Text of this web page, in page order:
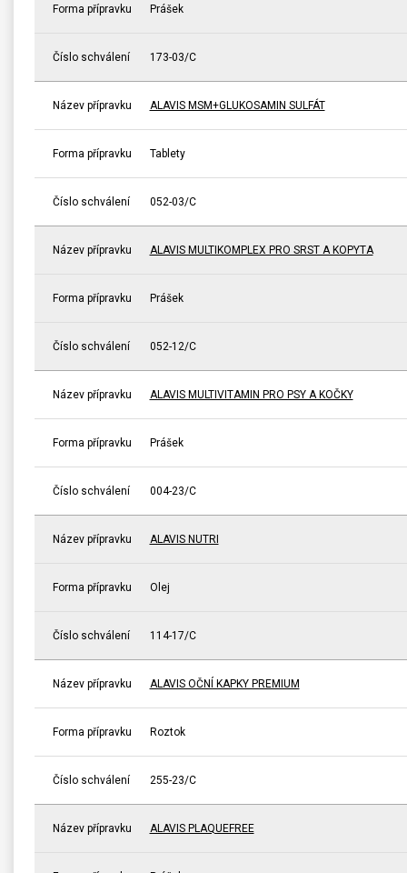
Forma přípravku Prášek
Číslo schválení 173-03/C
Název přípravku ALAVIS MSM+GLUKOSAMIN SULFÁT
Forma přípravku Tablety
Číslo schválení 052-03/C
Název přípravku ALAVIS MULTIKOMPLEX PRO SRST A KOPYTA
Forma přípravku Prášek
Číslo schválení 052-12/C
Název přípravku ALAVIS MULTIVITAMIN PRO PSY A KOČKY
Forma přípravku Prášek
Číslo schválení 004-23/C
Název přípravku ALAVIS NUTRI
Forma přípravku Olej
Číslo schválení 114-17/C
Název přípravku ALAVIS OČNÍ KAPKY PREMIUM
Forma přípravku Roztok
Číslo schválení 255-23/C
Název přípravku ALAVIS PLAQUEFREE